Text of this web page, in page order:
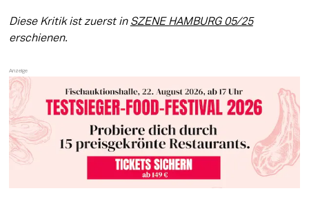
Diese Kritik ist zuerst in SZENE HAMBURG 05/25
erschienen.